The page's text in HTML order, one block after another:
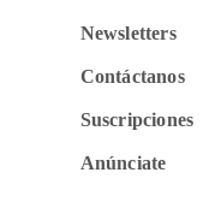
Newsletters
Contáctanos
Suscripciones
Anúnciate